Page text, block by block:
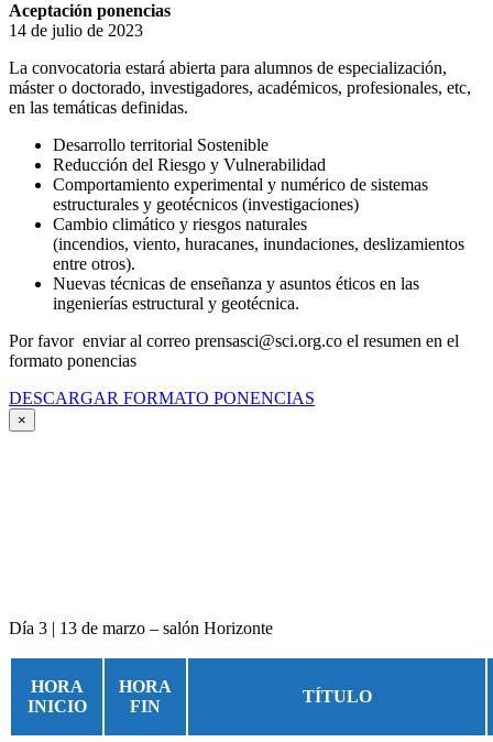
Aceptación ponencias
14 de julio de 2023
La convocatoria estará abierta para alumnos de especialización,
máster o doctorado, investigadores, académicos, profesionales, etc,
en las temáticas definidas.
Desarrollo territorial Sostenible
Reducción del Riesgo y Vulnerabilidad
Comportamiento experimental y numérico de sistemas
estructurales y geotécnicos (investigaciones)
Cambio climático y riesgos naturales
(incendios, viento, huracanes, inundaciones, deslizamientos
entre otros).
Nuevas técnicas de enseñanza y asuntos éticos en las
ingenierías estructural y geotécnica.
Por favor enviar al correo prensasci@sci.org.co el resumen en el
formato ponencias
DESCARGAR FORMATO PONENCIAS
×
Día 3 | 13 de marzo – salón Horizonte
HORA
INICIO
HORA
FIN
TÍTULO